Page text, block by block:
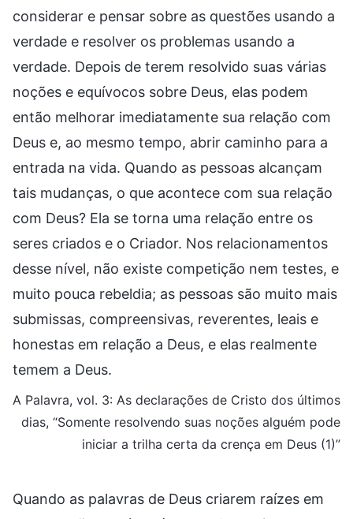
considerar e pensar sobre as questões usando a
verdade e resolver os problemas usando a
verdade. Depois de terem resolvido suas várias
noções e equívocos sobre Deus, elas podem
então melhorar imediatamente sua relação com
Deus e, ao mesmo tempo, abrir caminho para a
entrada na vida. Quando as pessoas alcançam
tais mudanças, o que acontece com sua relação
com Deus? Ela se torna uma relação entre os
seres criados e o Criador. Nos relacionamentos
desse nível, não existe competição nem testes, e
muito pouca rebeldia; as pessoas são muito mais
submissas, compreensivas, reverentes, leais e
honestas em relação a Deus, e elas realmente
temem a Deus.
A Palavra, vol. 3: As declarações de Cristo dos últimos
dias, “Somente resolvendo suas noções alguém pode
iniciar a trilha certa da crença em Deus (1)”
Quando as palavras de Deus criarem raízes em